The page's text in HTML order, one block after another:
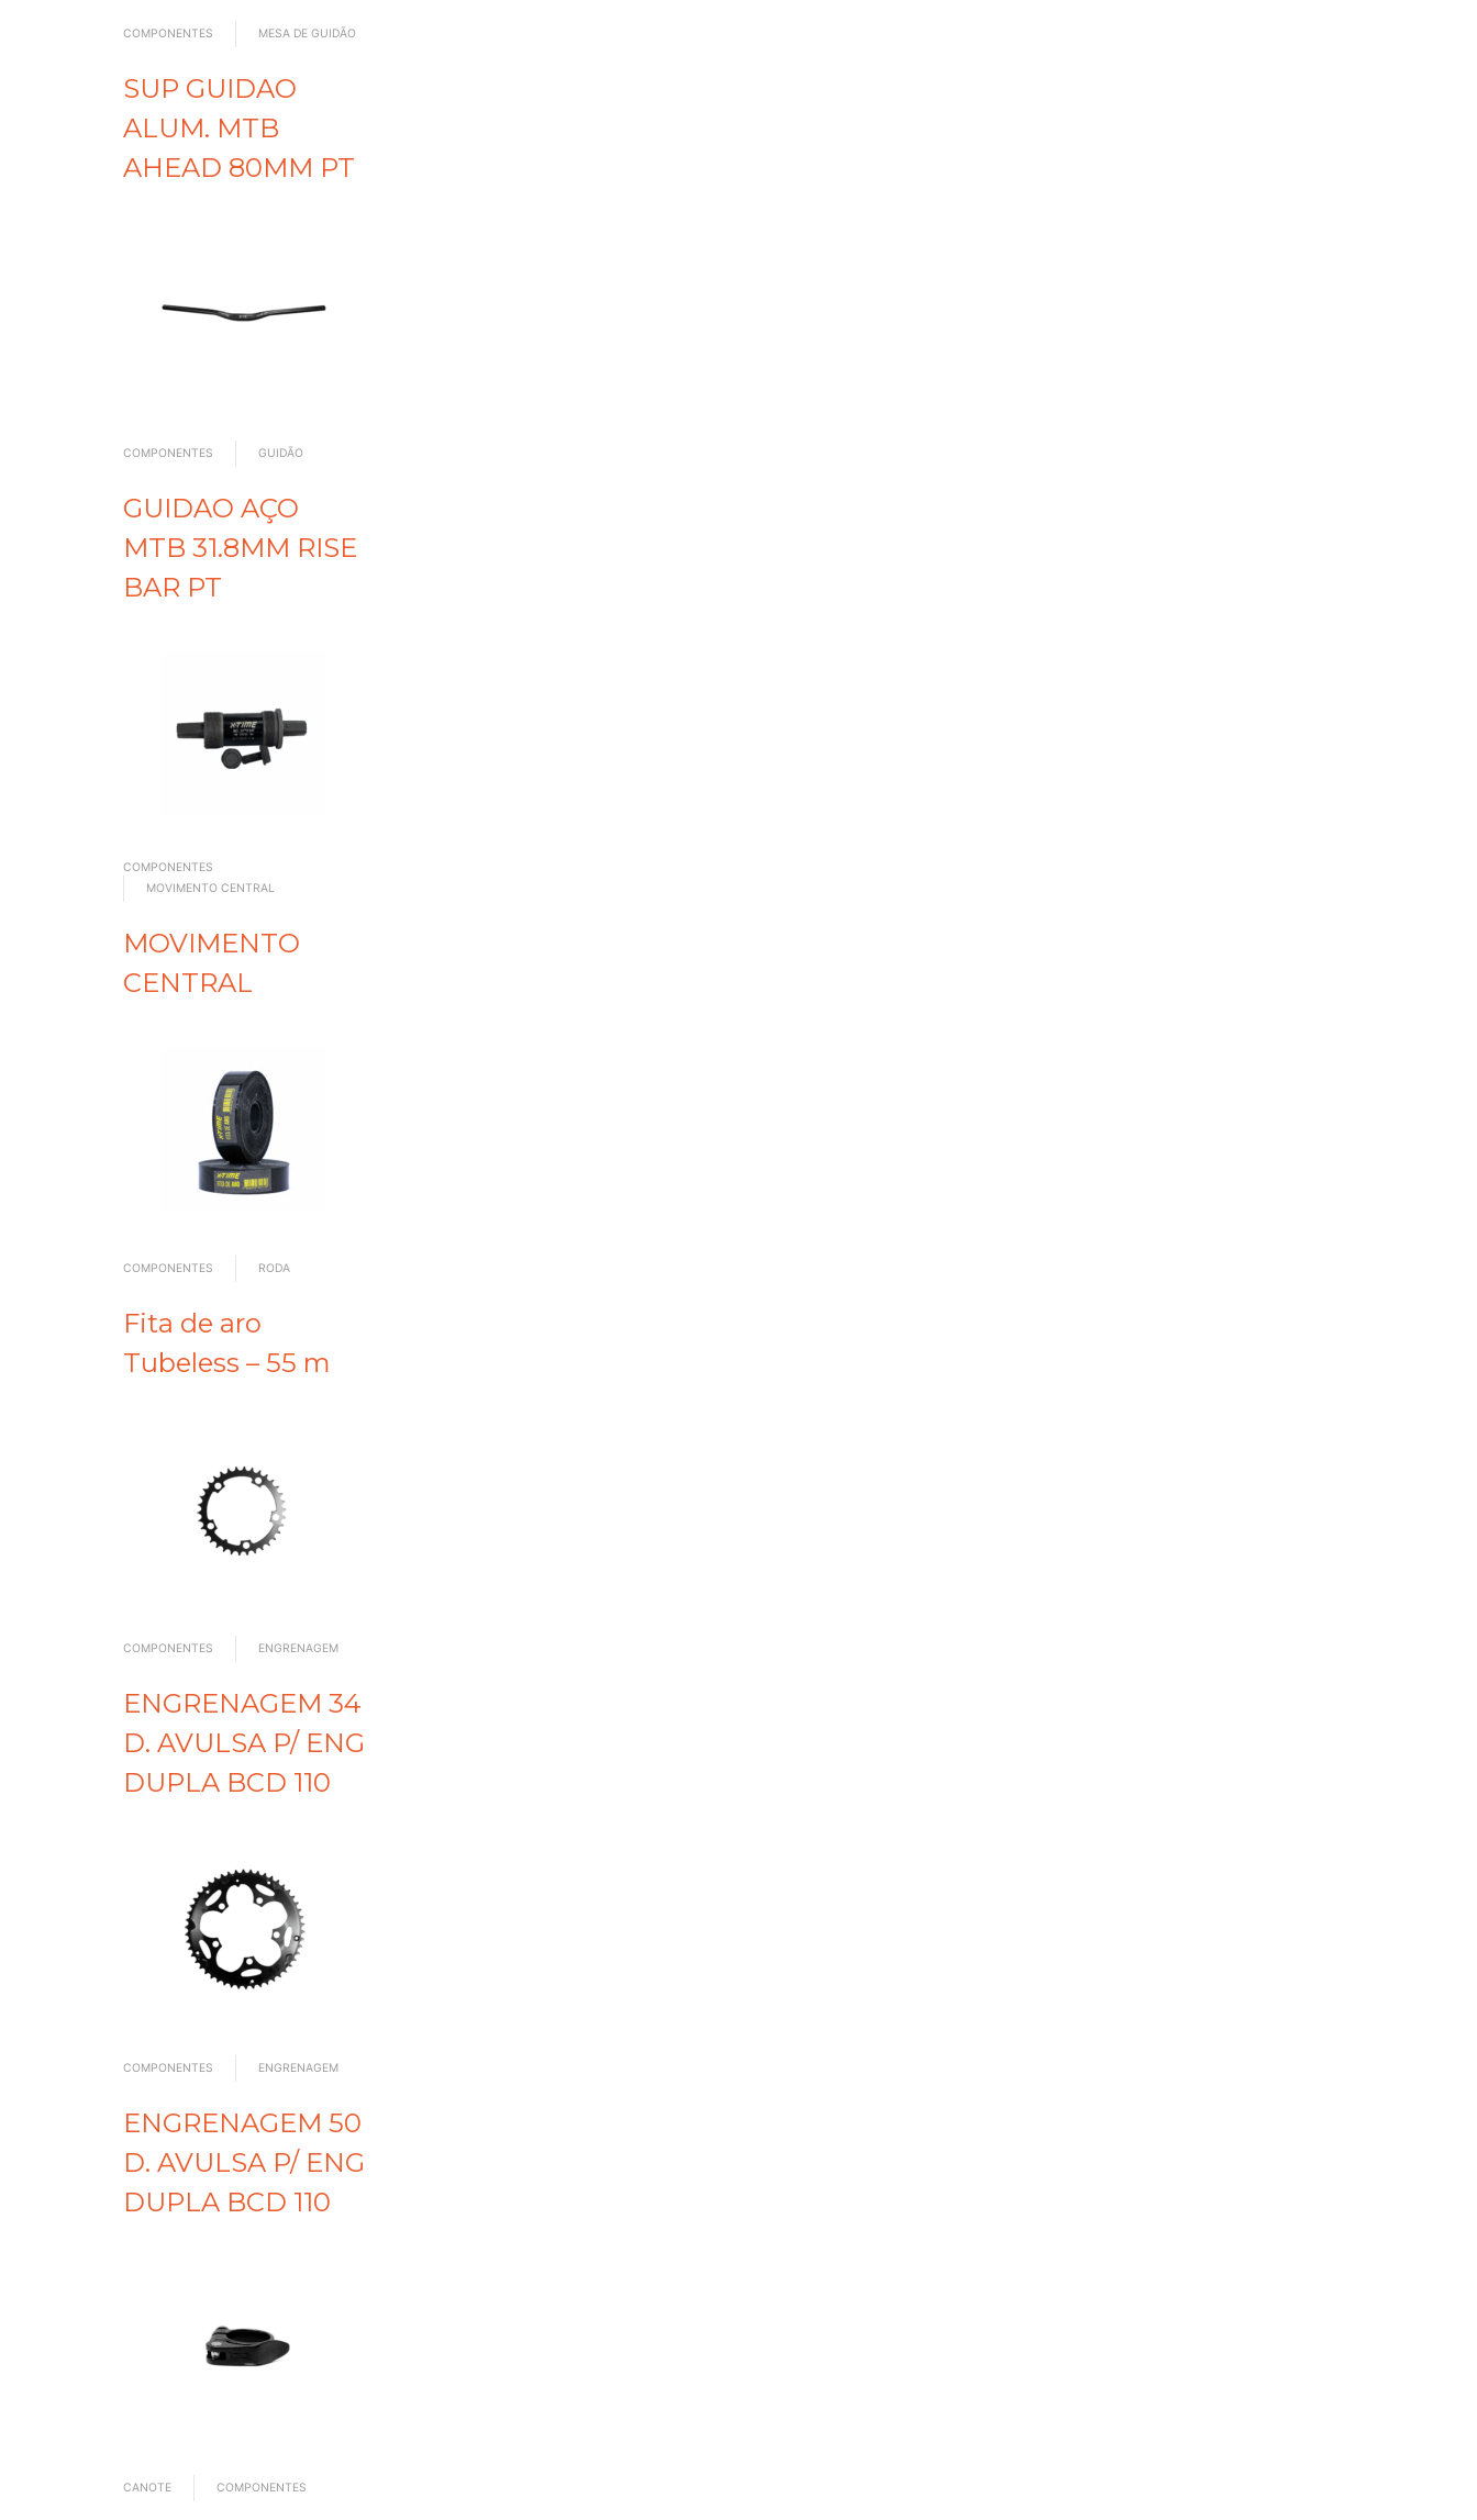
COMPONENTES MESA DE GUIDÃO
SUP GUIDAO
ALUM. MTB
AHEAD 80MM PT
COMPONENTES GUIDÃO
GUIDAO AÇO
MTB 31.8MM RISE
BAR PT
COMPONENTES
MOVIMENTO CENTRAL
MOVIMENTO
CENTRAL
COMPONENTES RODA
Fita de aro
Tubeless – 55 m
COMPONENTES ENGRENAGEM
ENGRENAGEM 34
D. AVULSA P/ ENG
DUPLA BCD 110
COMPONENTES ENGRENAGEM
ENGRENAGEM 50
D. AVULSA P/ ENG
DUPLA BCD 110
CANOTE COMPONENTES